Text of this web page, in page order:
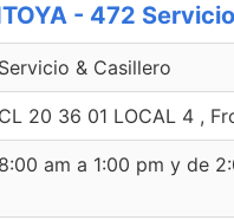
- 472
Servicio & Casillero
CL 20 36 01 LOCAL 4 ,
8:00 am a 1:00 pm y de